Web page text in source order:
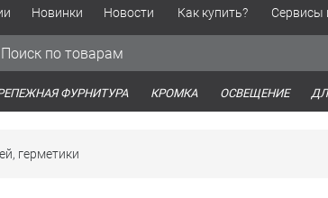
Новинки Новости Как купить? Сервисы
ФУРНИТУРА КРОМКА ОСВЕЩЕНИЕ
герметики